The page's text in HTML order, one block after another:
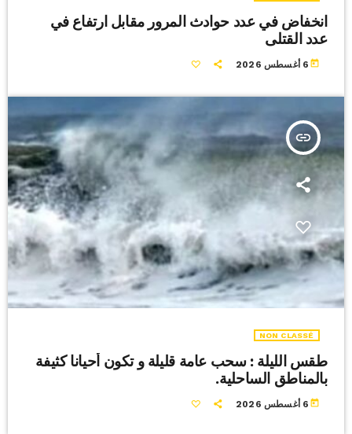
انخفاض في عدد حوادث المرور مقابل ارتفاع في
عدد القتلى
today 6 أغسطس 2026
insert_link
NON CLASSÉ
طقس الليلة : سحب عامة قليلة و تكون أحيانا كثيفة
بالمناطق الساحلية.
today 6 أغسطس 2026